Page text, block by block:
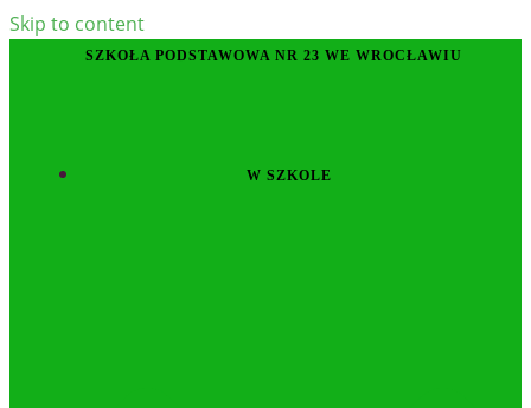
Skip to content
SZKOŁA PODSTAWOWA NR 23 WE WROCŁAWIU
W SZKOLE